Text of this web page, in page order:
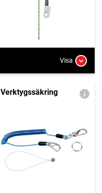
Visa
Verktygssäkring